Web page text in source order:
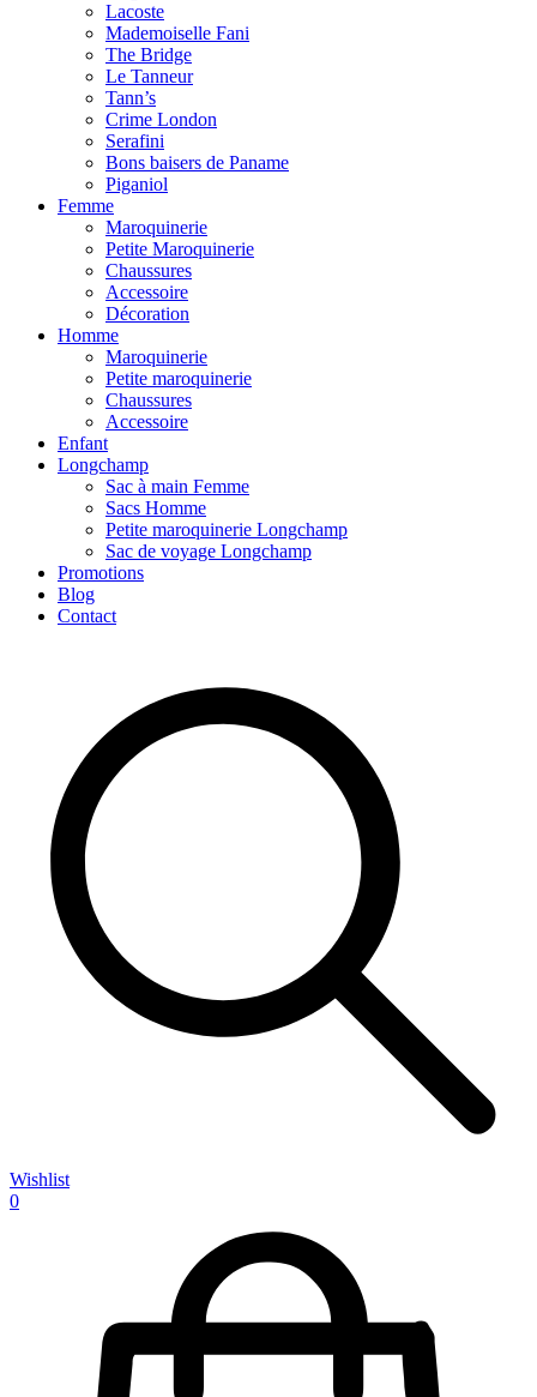
Lacoste
Mademoiselle Fani
The Bridge
Le Tanneur
Tann’s
Crime London
Serafini
Bons baisers de Paname
Piganiol
Femme
Maroquinerie
Petite Maroquinerie
Chaussures
Accessoire
Décoration
Homme
Maroquinerie
Petite maroquinerie
Chaussures
Accessoire
Enfant
Longchamp
Sac à main Femme
Sacs Homme
Petite maroquinerie Longchamp
Sac de voyage Longchamp
Promotions
Blog
Contact
Wishlist
0